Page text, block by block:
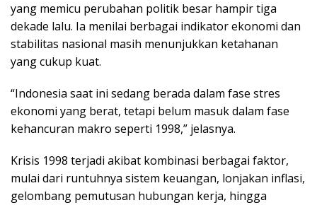
yang memicu perubahan politik besar hampir tiga
dekade lalu. Ia menilai berbagai indikator ekonomi dan
stabilitas nasional masih menunjukkan ketahanan
yang cukup kuat.
“Indonesia saat ini sedang berada dalam fase stres
ekonomi yang berat, tetapi belum masuk dalam fase
kehancuran makro seperti 1998,” jelasnya.
Krisis 1998 terjadi akibat kombinasi berbagai faktor,
mulai dari runtuhnya sistem keuangan, lonjakan inflasi,
gelombang pemutusan hubungan kerja, hingga